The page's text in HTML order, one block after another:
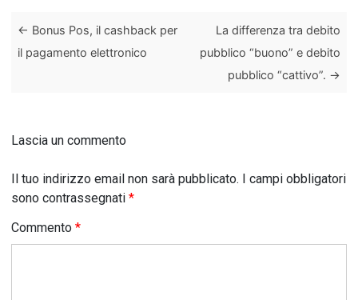
← Bonus Pos, il cashback per
il pagamento elettronico
La differenza tra debito
pubblico “buono” e debito
pubblico “cattivo”. →
Lascia un commento
Il tuo indirizzo email non sarà pubblicato. I campi obbligatori
sono contrassegnati *
Commento *